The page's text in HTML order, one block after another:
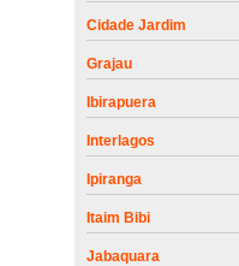
Cidade Jardim
Grajau
Ibirapuera
Interlagos
Ipiranga
Itaim Bibi
Jabaquara